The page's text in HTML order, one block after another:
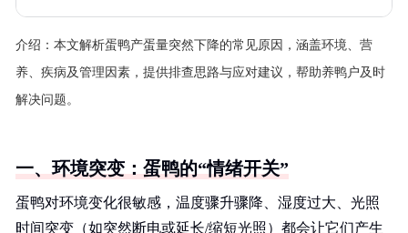
介绍： 本文解析蛋鸭产蛋量突然下降的常见原因，涵盖环境、营
养、疾病及管理因素，提供排查思路与应对建议，帮助养鸭户及时
解决问题。
一、环境突变：蛋鸭的“情绪开关”
蛋鸭对环境变化很敏感，温度骤升骤降、湿度过大、光照
时间突变（如突然断电或延长/缩短光照）都会让它们产生